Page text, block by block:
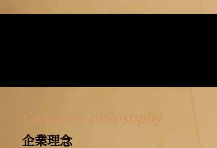
Company philosophy
企業理念